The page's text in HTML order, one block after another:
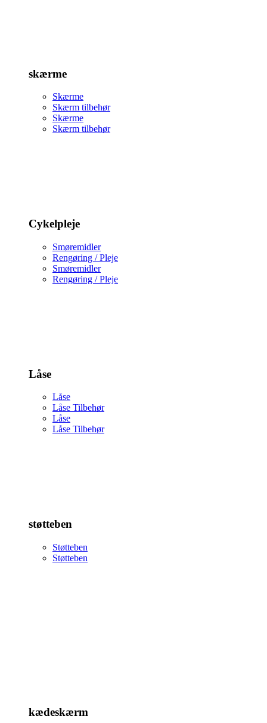
skærme
Skærme
Skærm tilbehør
Skærme
Skærm tilbehør
Cykelpleje
Smøremidler
Rengøring / Pleje
Smøremidler
Rengøring / Pleje
Låse
Låse
Låse Tilbehør
Låse
Låse Tilbehør
støtteben
Støtteben
Støtteben
kædeskærm